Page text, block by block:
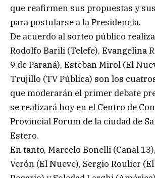
que reafirmen sus propuestas y
para postularse a la Presidencia.
De acuerdo al sorteo público
Rodolfo Barili (Telefe), Evangelina
9 de Paraná), Esteban Mirol (El
Trujillo (TV Pública) son los
que moderarán el primer debate
se realizará hoy en el Centro de
Provincial Forum de la ciudad de
Estero.
En tanto, Marcelo Bonelli (Canal
Verón (El Nueve), Sergio Roulier (El